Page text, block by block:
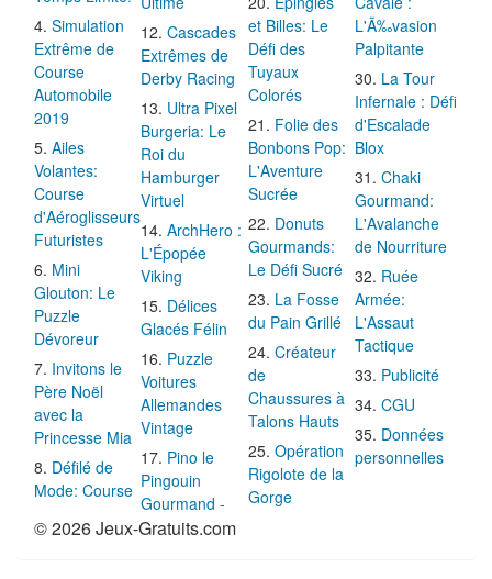
Simulation
Extrême de
Course
Automobile
2019
Ailes
Volantes:
Course
d'Aéroglisseurs
Futuristes
Mini
Glouton: Le
Puzzle
Dévoreur
Invitons le
Père Noël
avec la
Princesse Mia
Défilé de
Mode: Course
Cascades
Extrêmes de
Derby Racing
Ultra Pixel
Burgeria: Le
Roi du
Hamburger
Virtuel
ArchHero :
L'Épopée
Viking
Délices
Glacés Félin
Puzzle
Voitures
Allemandes
Vintage
Pino le
Pingouin
Gourmand -
et Billes: Le
Défi des
Tuyaux
Colorés
Folie des
Bonbons Pop:
L'Aventure
Sucrée
Donuts
Gourmands:
Le Défi Sucré
La Fosse
du Pain Grillé
Créateur
de
Chaussures à
Talons Hauts
Opération
Rigolote de la
Gorge
L'Ã‰vasion
Palpitante
La Tour
Infernale : Défi
d'Escalade
Blox
Chaki
Gourmand:
L'Avalanche
de Nourriture
Ruée
Armée:
L'Assaut
Tactique
Publicité
CGU
Données
personnelles
© 2026 Jeux-Gratuits.com